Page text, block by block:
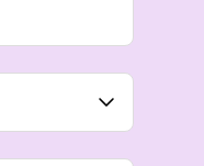
California, US